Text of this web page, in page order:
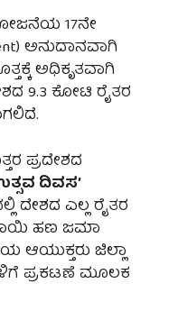
17ನೇ
ಅನುದಾನವಾಗಿ
ಅಧಿಕೃತವಾಗಿ
9.3 ಕೋಟಿ ರೈತರ
ಪ್ರದೇಶದ
ದಿವಸ’
ದೇಶದ ಎಲ್ಲ ರೈತರ
ಹಣ ಜಮಾ
ಆಯುಕ್ತರು ಜಿಲ್ಲಾ
ಪ್ರಕಟಣೆ ಮೂಲಕ